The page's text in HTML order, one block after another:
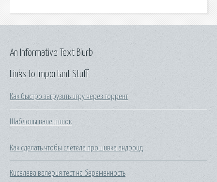
Links to Important Stuff
Как быстро загрузить игру через торрент
Шаблоны валентинок
Как сделать чтобы слетела прошивка андроид
Киселева валерия тест на беременность
An Informative Text Blurb